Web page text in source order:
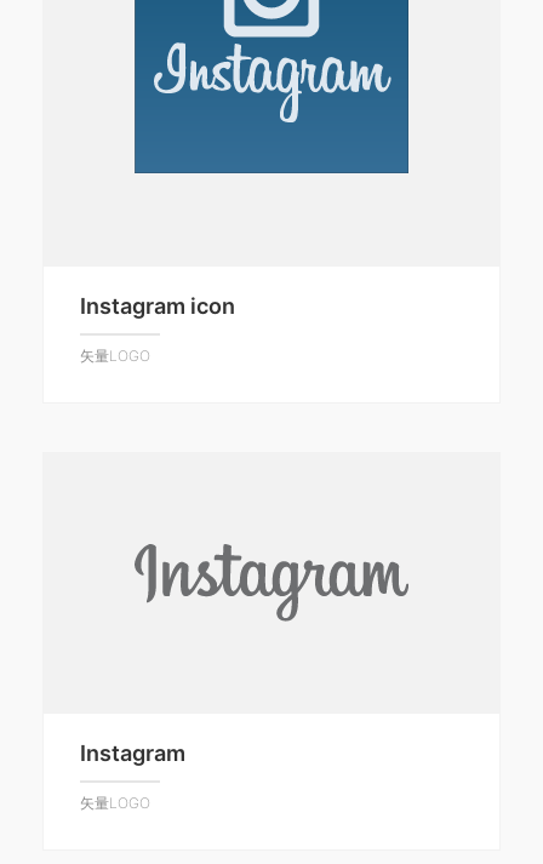
Instagram icon
矢量LOGO
Instagram
矢量LOGO